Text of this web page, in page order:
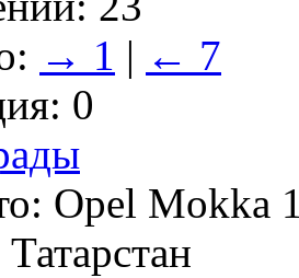
→ 1 | ← 7
0
Opel Mokka